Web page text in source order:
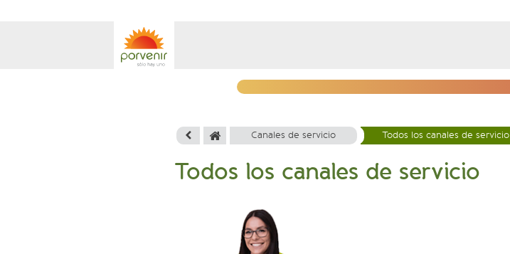
Canales de servicio Todos los canales de servicio
Todos los canales de servicio